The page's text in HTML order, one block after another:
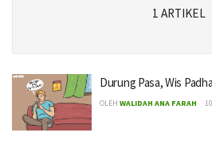
1 ARTIKEL
Durung Pasa, Wis
OLEH WALIDAH ANA FARAH